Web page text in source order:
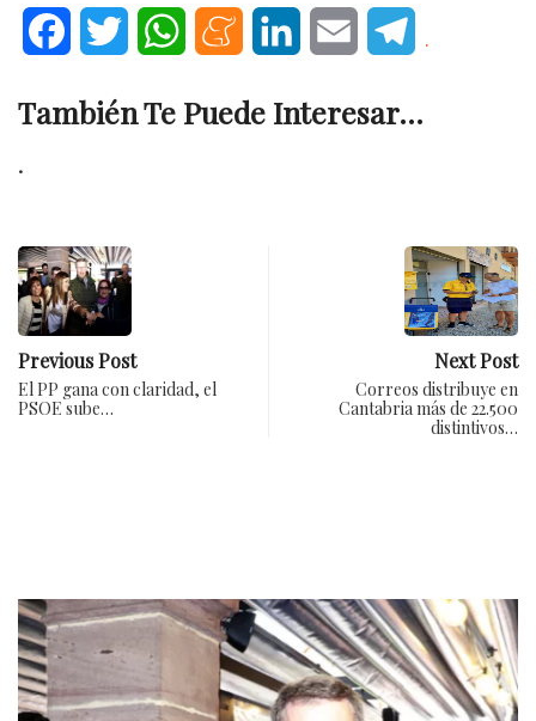
FacebookTwitter WhatsAppMeneameLinkedInEmail .
También Te Puede Interesar...
.
Previous Post
El PP gana con claridad, el
PSOE sube…
Next Post
Correos distribuye en
Cantabria más de 22.500
distintivos…